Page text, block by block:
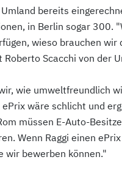
Umland bereits
in Berlin sogar 300.
wieso brauchen wir
Scacchi von der
wie umweltfreundlich
ePrix wäre schlicht und
müssen E-Auto-
Wenn Raggi einen
wir bewerben können."